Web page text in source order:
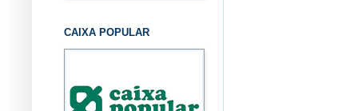
CAIXA POPULAR